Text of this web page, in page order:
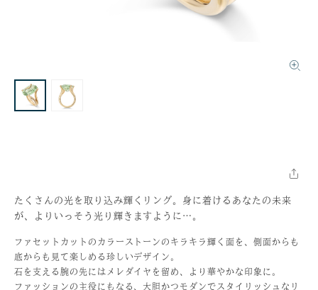
たくさんの光を取り込み輝くリング。身に着けるあなたの未来
が、よりいっそう光り輝きますように…。
ファセットカットのカラーストーンのキラキラ輝く面を、側面からも
底からも見て楽しめる珍しいデザイン。
石を支える腕の先にはメレダイヤを留め、より華やかな印象に。
ファッションの主役にもなる、大胆かつモダンでスタイリッシュなリ